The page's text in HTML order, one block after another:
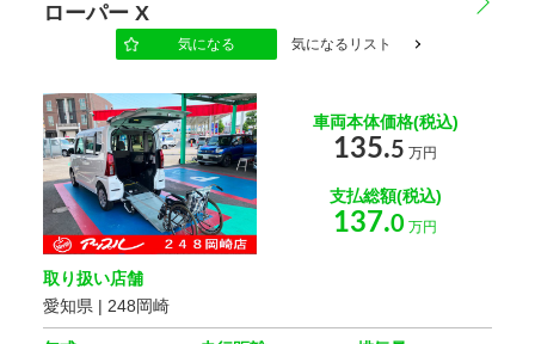
ローパー X
気になる 気になるリスト
車両本体価格(税込)
135.5 万円
支払総額(税込)
137.0 万円
取り扱い店舗
愛知県 | 248岡崎